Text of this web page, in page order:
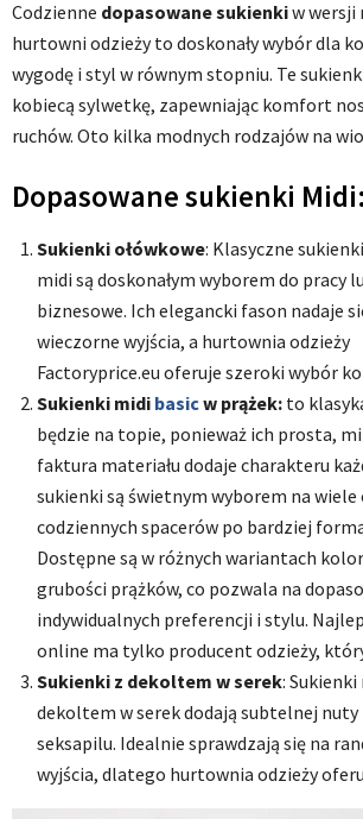
Codzienne dopasowane sukienkiw wersji
hurtowni odzieży to doskonały wybór dla
wygodę i styl w równym stopniu. Te
kobiecą sylwetkę, zapewniając komfort
ruchów. Oto kilka modnych rodzajów na
Dopasowane sukienki Midi:
Sukienki ołówkowe: Klasyczne
midi są doskonałym wyborem do pracy
biznesowe. Ich elegancki fason nadaje
wieczorne wyjścia, a hurtownia odzieży
Factoryprice.eu oferuje szeroki wybór
Sukienki midi basicw prążek: to
będzie na topie, ponieważ ich prosta,
faktura materiału dodaje charakteru
sukienki są świetnym wyborem na wiele
codziennych spacerów po bardziej
Dostępne są w różnych wariantach
grubości prążków, co pozwala na
indywidualnych preferencji i stylu.
online ma tylko producent odzieży,
Sukienki z dekoltem w serek:
dekoltem w serek dodają subtelnej nuty
seksapilu. Idealnie sprawdzają się na
wyjścia, dlatego hurtownia odzieży